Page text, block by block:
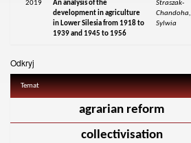
2019
An analysis of the
development in agriculture
in Lower Silesia from 1918 to
1939 and 1945 to 1956
Straszak-
Chandoha,
Sylwia
Odkryj
Temat
agrarian reform
collectivisation